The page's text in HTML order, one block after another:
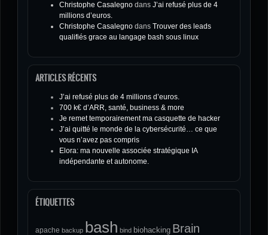
Christophe Casalegno dans J’ai refusé plus de 4
millions d’euros.
Christophe Casalegno dans Trouver des leads
qualifiés grace au langage bash sous linux
ARTICLES RÉCENTS
J’ai refusé plus de 4 millions d’euros.
700 k€ d’ARR, santé, business & more
Je remet temporairement ma casquette de hacker
J’ai quitté le monde de la cybersécurité… ce que
vous n’avez pas compris
Elora: ma nouvelle associée stratégique IA
indépendante et autonome.
ÉTIQUETTES
apache backup bash bind biohacking Brain